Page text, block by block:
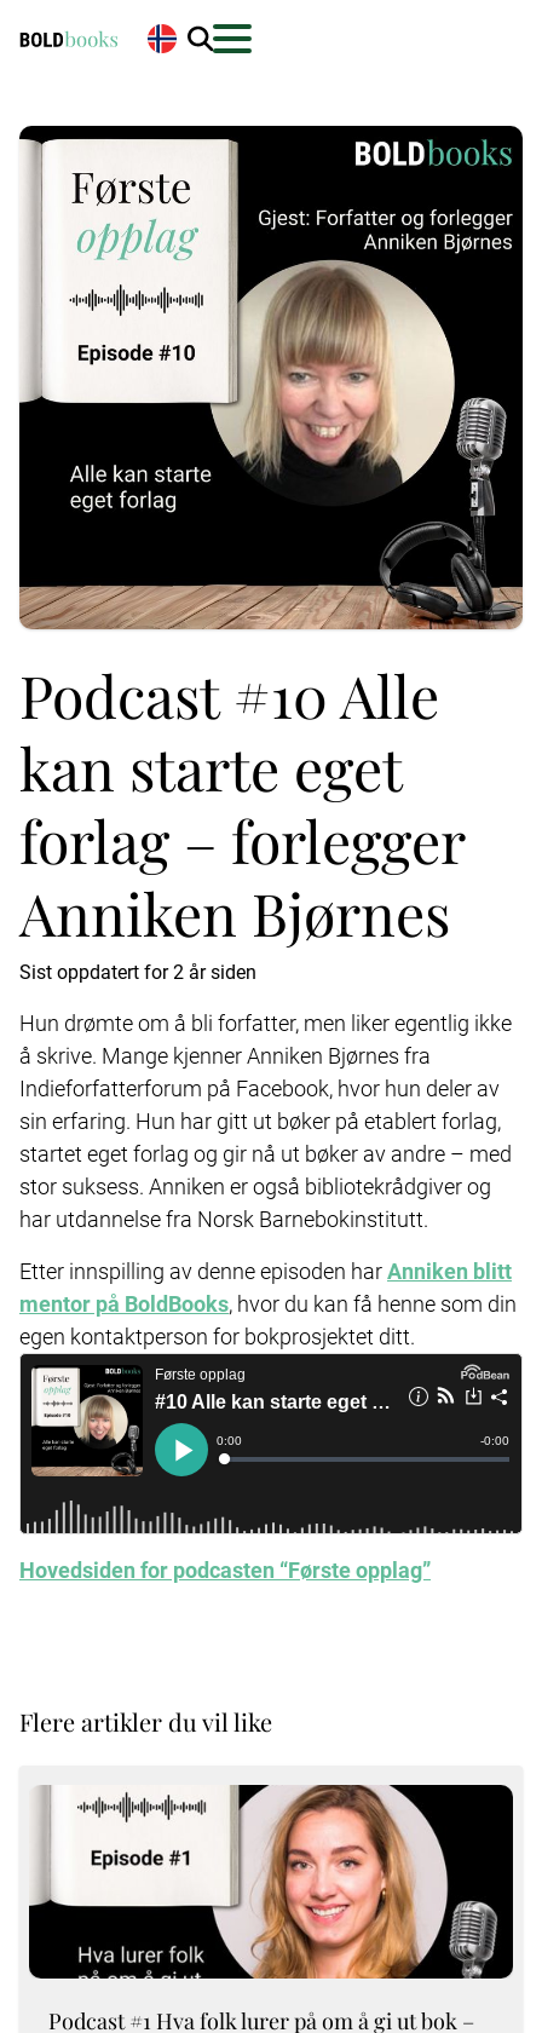
Podcast #10 Alle
kan starte eget
forlag – forlegger
Anniken Bjørnes
Sist oppdatert for 2 år siden
Hun drømte om å bli forfatter, men liker egentlig ikke
å skrive. Mange kjenner Anniken Bjørnes fra
Indieforfatterforum på Facebook, hvor hun deler av
sin erfaring. Hun har gitt ut bøker på etablert forlag,
startet eget forlag og gir nå ut bøker av andre – med
stor suksess. Anniken er også bibliotekrådgiver og
har utdannelse fra Norsk Barnebokinstitutt.
Etter innspilling av denne episoden harAnniken blitt
mentor på BoldBooks, hvor du kan få henne som din
egen kontaktperson for bokprosjektet ditt.
Hovedsiden for podcasten “Første opplag”
Flere artikler du vil like
Podcast #1 Hva folk lurer på om å gi ut bok –